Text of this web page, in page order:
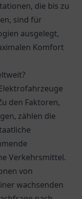
die bis zu
sind für
ausgelegt,
Komfort
den Faktoren,
zählen die
Verkehrsmittel.
von
wachsenden